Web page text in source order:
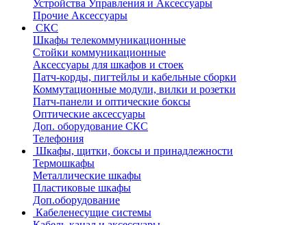
Устройства Управления и Аксессуары
Прочие Аксессуары
СКС
Шкафы телекоммуникационные
Стойки коммуникационные
Аксессуары для шкафов и стоек
Патч-корды, пигтейлы и кабельные сборки
Коммутационные модули, вилки и розетки
Патч-панели и оптические боксы
Оптические аксессуары
Доп. оборудование СКС
Телефония
Шкафы, щитки, боксы и принадлежности
Термошкафы
Металлические шкафы
Пластиковые шкафы
Доп.оборудование
Кабеленесущие системы